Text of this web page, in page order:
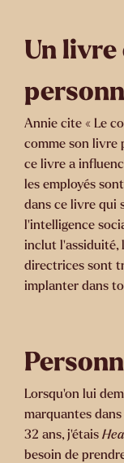
Un livre
Annie cite « Le
comme son livre
ce livre a
les employés
dans ce livre qui
l’intelligence
inclut l’assiduité,
directrices sont
implanter dans
Lorsqu’on lui
marquantes
32 ans, j’étais
besoin de